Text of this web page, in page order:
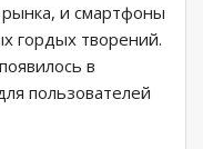
рынка, и смартфоны
гордых творений.
в
пользователей